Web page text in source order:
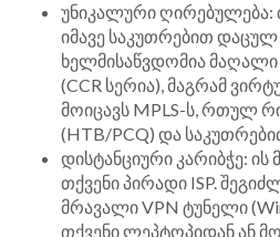
უნიკალური ღირებულება:
იმავე საკუთრებით
ხელმისაწვდომია
(CCR სერია), მაგრამ
მოიცავს MPLS-ს, რთულ
(HTB/PCQ) და
დისტანციური კარიბჭე:
თქვენი პირადი ISP.
მრავალი VPN ტუნელი
თქვენი ლეპტოპიდან ან